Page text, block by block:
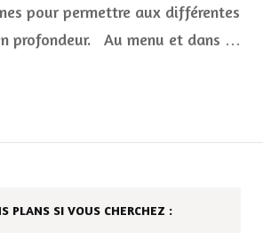
pour permettre aux différentes
profondeur. Au menu et dans …
PLANS SI VOUS CHERCHEZ :